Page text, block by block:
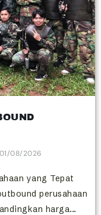
01/08/2026
yang Tepat
perusahaan
harga...